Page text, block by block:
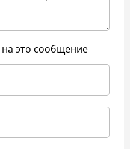
на это сообщение